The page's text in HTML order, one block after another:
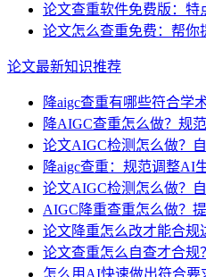
论文查重软件免费版：特
论文怎么查重免费：帮你
论文最新知识推荐
降aigc查重有哪些符合学
降AIGC查重怎么做？规
论文AIGC检测怎么做？
降aigc查重：规范调整AI
论文AIGC检测怎么做？
AIGC降重查重怎么做？
论文降重怎么改才能合规
论文查重怎么自查才合规
怎么用AI快速做出符合要